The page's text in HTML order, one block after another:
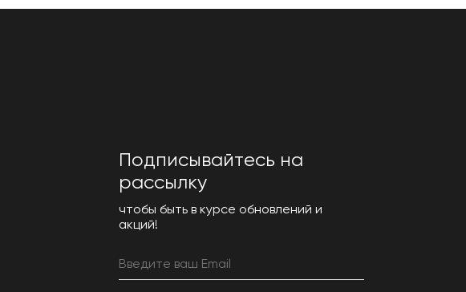
Подписывайтесь на
рассылку
чтобы быть в курсе обновлений и
акций!